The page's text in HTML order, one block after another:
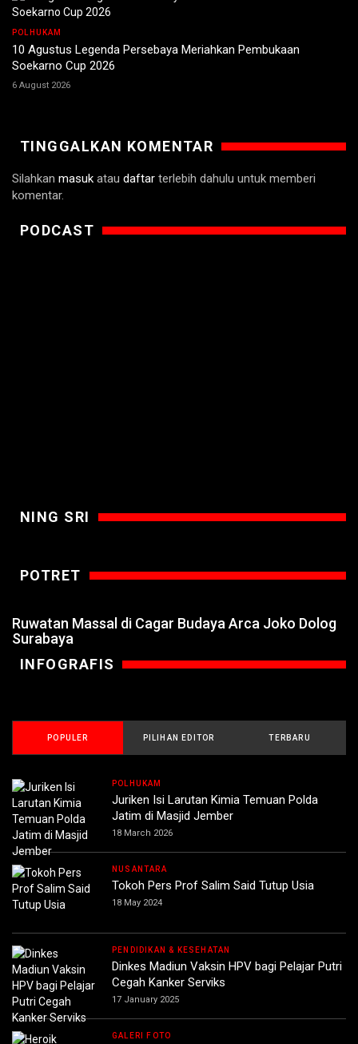
POLHUKAM
10 Agustus Legenda Persebaya Meriahkan Pembukaan
Soekarno Cup 2026
6 August 2026
TINGGALKAN KOMENTAR
Silahkan masuk atau daftar terlebih dahulu untuk memberi
komentar.
PODCAST
NING SRI
POTRET
Ruwatan Massal di Cagar Budaya Arca Joko Dolog
Surabaya
INFOGRAFIS
POPULER PILIHAN EDITOR TERBARU
POLHUKAM
Juriken Isi Larutan Kimia Temuan Polda
Jatim di Masjid Jember
18 March 2026
NUSANTARA
Tokoh Pers Prof Salim Said Tutup Usia
18 May 2024
PENDIDIKAN & KESEHATAN
Dinkes Madiun Vaksin HPV bagi Pelajar Putri
Cegah Kanker Serviks
17 January 2025
GALERI FOTO